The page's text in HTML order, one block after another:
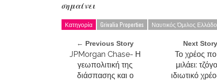
σημαίνει
Κατηγορία Grivalia Properties Ναυτικός Όμιλος
← Previous Story
JPMorgan Chase- Η
γεωπολιτική της
διάσπασης και ο
Next
Το χρέος
μιλάει:
ιδιωτικό